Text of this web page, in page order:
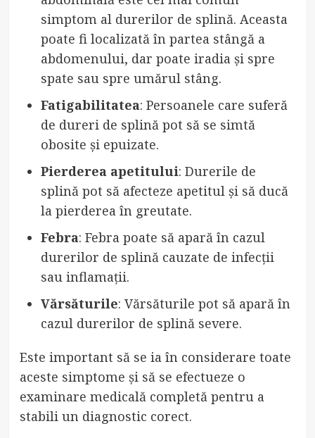
simptom al durerilor de splină. Aceasta
poate fi localizată în partea stângă a
abdomenului, dar poate iradia și spre
spate sau spre umărul stâng.
Fatigabilitatea: Persoanele care suferă
de dureri de splină pot să se simtă
obosite și epuizate.
Pierderea apetitului: Durerile de
splină pot să afecteze apetitul și să ducă
la pierderea în greutate.
Febra: Febra poate să apară în cazul
durerilor de splină cauzate de infecții
sau inflamații.
Vărsăturile: Vărsăturile pot să apară în
cazul durerilor de splină severe.
Este important să se ia în considerare toate
aceste simptome și să se efectueze o
examinare medicală completă pentru a
stabili un diagnostic corect.